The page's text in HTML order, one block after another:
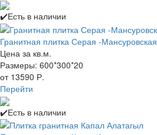
✔️Есть в наличии
Гранитная плитка Серая -Мансуровская
Цена за кв.м.
Размеры: 600*300*20
от 13590 Р.
Перейти
✔️Есть в наличии